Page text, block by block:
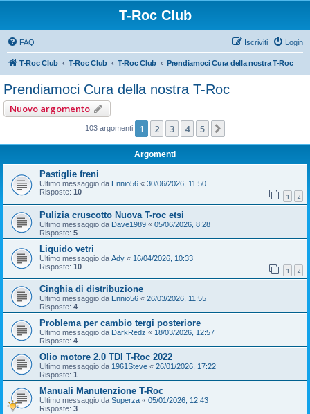
T-Roc Club
FAQ Login
Iscriviti
T-Roc Club T-Roc Club T-Roc Club Prendiamoci Cura della nostra T-Roc
Prendiamoci Cura della nostra T-Roc
Nuovo argomento
103 argomenti 1 2 3 4 5
Argomenti
Pastiglie freni
Ultimo messaggio da Ennio56 « 30/06/2026, 11:50
Risposte: 10 1 2
Pulizia cruscotto Nuova T-roc etsi
Ultimo messaggio da Dave1989 « 05/06/2026, 8:28
Risposte: 5
Liquido vetri
Ultimo messaggio da Ady « 16/04/2026, 10:33
Risposte: 10 1 2
Cinghia di distribuzione
Ultimo messaggio da Ennio56 « 26/03/2026, 11:55
Risposte: 4
Problema per cambio tergi posteriore
Ultimo messaggio da DarkRedz « 18/03/2026, 12:57
Risposte: 4
Olio motore 2.0 TDI T-Roc 2022
Ultimo messaggio da 1961Steve « 26/01/2026, 17:22
Risposte: 1
Manuali Manutenzione T-Roc
Ultimo messaggio da Superza « 05/01/2026, 12:43
Risposte: 3